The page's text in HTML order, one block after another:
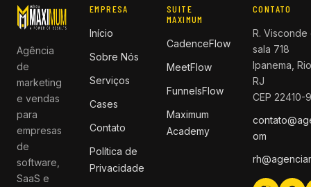
Agência
de
marketing
e vendas
para
empresas
de
software,
SaaS e
EMPRESA
Início
Sobre Nós
Serviços
Cases
Contato
Política de
Privacidade
SUITE
MAXIMUM
CadenceFlow
MeetFlow
FunnelsFlow
Maximum
Academy
CONTATO
R.
sala 718
Ipanema,
RJ
CEP 22410-
om